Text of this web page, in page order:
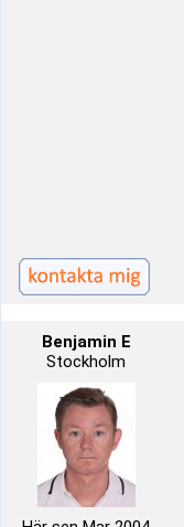
Benjamin E
Stockholm